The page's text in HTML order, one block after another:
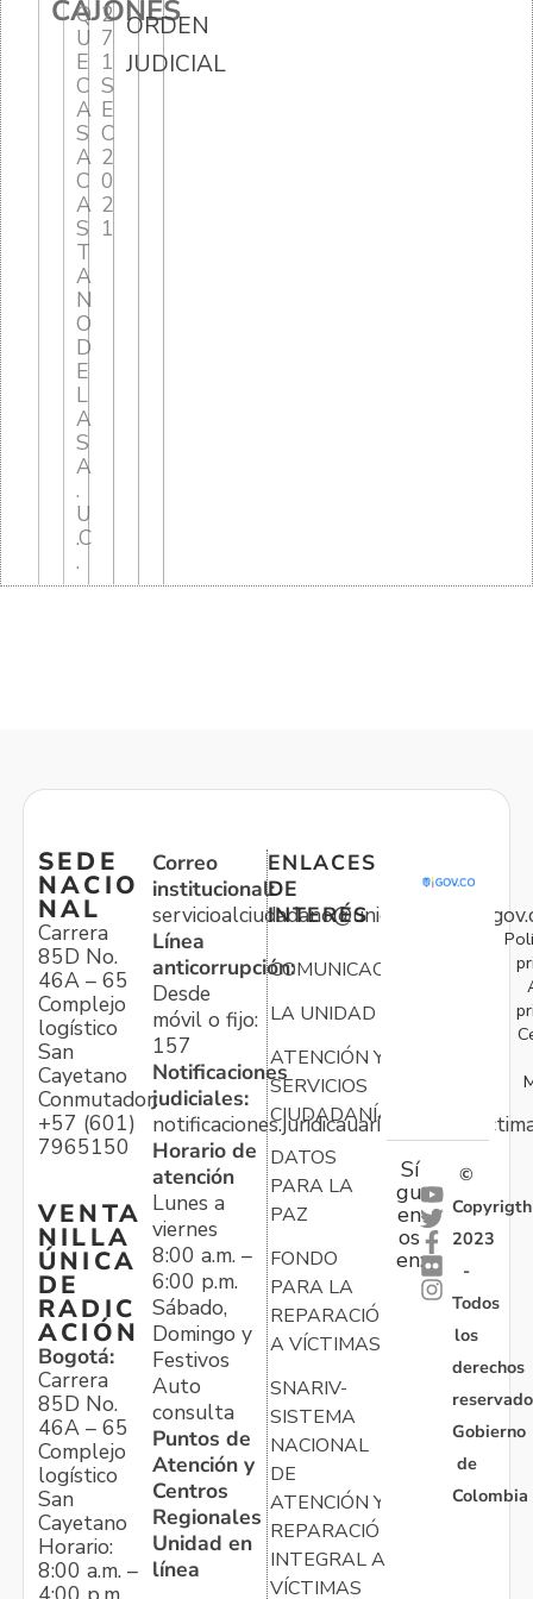
CAJONES
Q
U
E
C
A
S
A
C
A
S
T
A
N
O
D
E
L
A
S
A
.
U
.C
.
2
7
1
S
E
C
2
0
2
1
ORDEN
JUDICIAL
SEDE
NACIO
NAL
Carrera
85D No.
46A – 65
Complejo
logístico
San
Cayetano
Conmutador:
+57 (601)
7965150
VENTA
NILLA
ÚNICA
DE
RADIC
ACIÓN
Bogotá:
Carrera
85D No.
46A – 65
Complejo
logístico
San
Cayetano
Horario:
8:00 a.m. –
Correo
institucional:
Línea
anticorrupción:
Desde
móvil o fijo:
157
Notificaciones
judiciales:
Horario de
atención
Lunes a
viernes
8:00 a.m. –
6:00 p.m.
Sábado,
Domingo y
Festivos
Auto
consulta
Puntos de
Atención y
Centros
Regionales
Unidad en
línea
ENLACES
DE
INTERÉS
COMUNICACIONES
LA UNIDAD
ATENCIÓN Y
SERVICIOS
CIUDADANÍA
DATOS
PARA LA
PAZ
FONDO
PARA LA
REPARACIÓN
A VÍCTIMAS
SNARIV-
SISTEMA
NACIONAL
DE
ATENCIÓN Y
REPARACIÓN
INTEGRAL A
VÍCTIMAS
Sí
gu
en
os
en:
©
Copyrigth
2023
-
Todos
los
derechos
Gobierno
de
Colombia